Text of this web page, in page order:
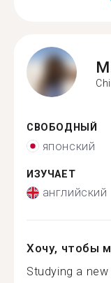
СВОБОДНЫЙ
японский
ИЗУЧАЕТ
английский
Хочу, чтобы
Studying a